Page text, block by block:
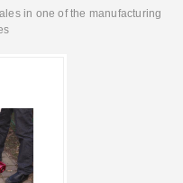
in one of the manufacturing